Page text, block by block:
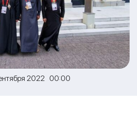
2022 00:00